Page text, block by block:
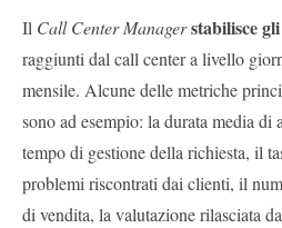
Il Call Center Managerstabilisce
raggiunti dal call center a livello
mensile. Alcune delle metriche
sono ad esempio: la durata media di
tempo di gestione della richiesta, il
problemi riscontrati dai clienti, il
di vendita, la valutazione rilasciata